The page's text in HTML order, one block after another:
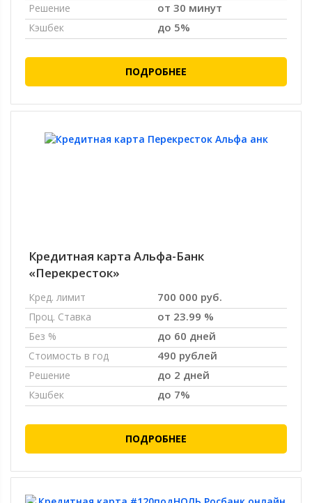
Решение от 30 минут
Кэшбек до 5%
ПОДРОБНЕЕ
Кредитная карта Альфа-Банк
«Перекресток»
Кред. лимит 700 000 руб.
Проц. Ставка от 23.99 %
Без % до 60 дней
Стоимость в год 490 рублей
Решение до 2 дней
Кэшбек до 7%
ПОДРОБНЕЕ